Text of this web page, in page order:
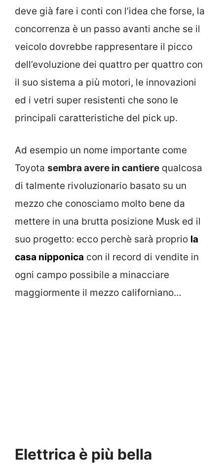
deve già fare i conti con l’idea che forse, la
concorrenza è un passo avanti anche se il
veicolo dovrebbe rappresentare il picco
dell’evoluzione dei quattro per quattro con
il suo sistema a più motori, le innovazioni
ed i vetri super resistenti che sono le
principali caratteristiche del pick up.
Ad esempio un nome importante come
Toyota sembra avere in cantiere qualcosa
di talmente rivoluzionario basato su un
mezzo che conosciamo molto bene da
mettere in una brutta posizione Musk ed il
suo progetto: ecco perchè sarà proprio la
casa nipponica con il record di vendite in
ogni campo possibile a minacciare
maggiormente il mezzo californiano…
Elettrica è più bella